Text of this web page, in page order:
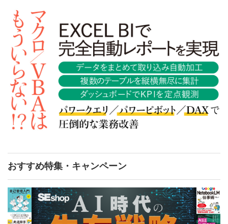
おすすめ特集・キャンペーン